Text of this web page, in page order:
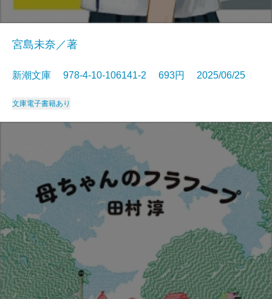
宮島未奈／著
新潮文庫 978-4-10-106141-2 693円 2025/06/25
文庫電子書籍あり